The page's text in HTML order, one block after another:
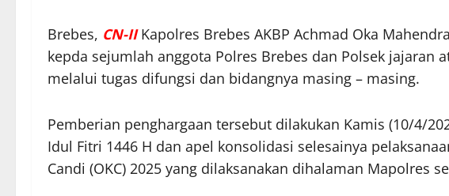
Brebes, CN-IIKapolres Brebes AKBP Achmad Oka
kepda sejumlah anggota Polres Brebes dan Polsek jajaran
melalui tugas difungsi dan bidangnya masing – masing.
Pemberian penghargaan tersebut dilakukan Kamis (10/4/
Idul Fitri 1446 H dan apel konsolidasi selesainya
Candi (OKC) 2025 yang dilaksanakan dihalaman Mapolres